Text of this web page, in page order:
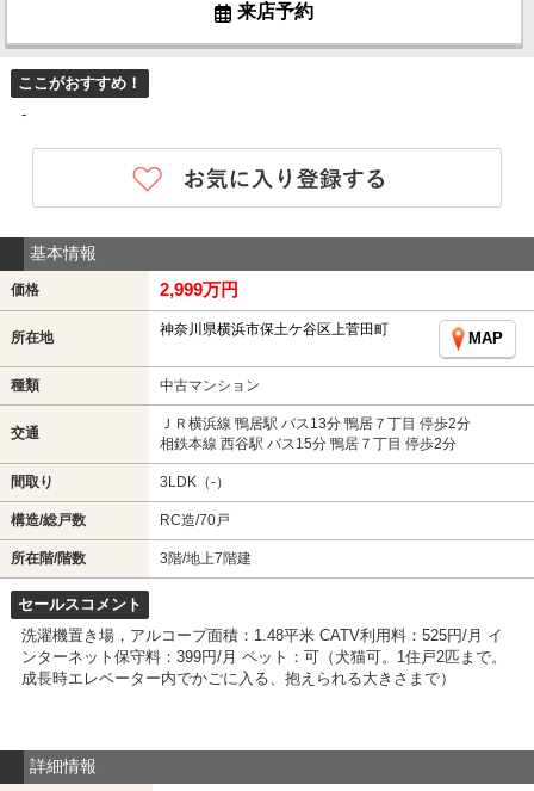
来店予約
ここがおすすめ！
-
基本情報
価格 2,999万円
所在地 神奈川県横浜市保土ケ谷区上菅田町
MAP
種類 中古マンション
交通
ＪＲ横浜線 鴨居駅 バス13分 鴨居７丁目 停歩2分
相鉄本線 西谷駅 バス15分 鴨居７丁目 停歩2分
間取り 3LDK（-）
構造/総戸数 RC造/70戸
所在階/階数 3階/地上7階建
セールスコメント
洗濯機置き場，アルコープ面積：1.48平米 CATV利用料：525円/月 イ
ンターネット保守料：399円/月 ペット：可（犬猫可。1住戸2匹まで。
成長時エレベーター内でかごに入る、抱えられる大きさまで）
詳細情報